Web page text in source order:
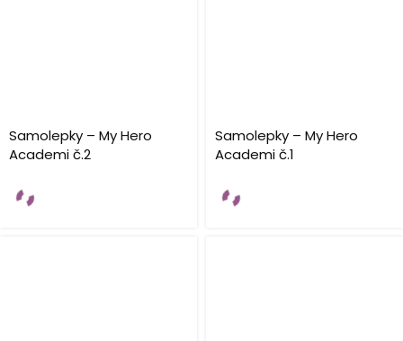
Samolepky – My Hero
Academi č.2
Samolepky – My Hero
Academi č.1